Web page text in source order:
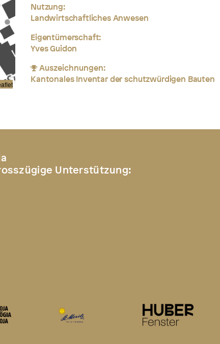
Nutzung:
Landwirtschaftliches Anwesen
Eigentümerschaft:
Yves Guidon
Auszeichnungen:
Kantonales Inventar der schutzwürdigen Bauten
Unterstützung: